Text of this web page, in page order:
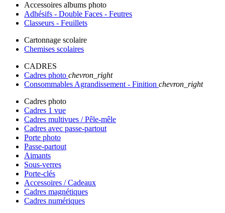
Accessoires albums photo
Adhésifs - Double Faces - Feutres
Classeurs - Feuillets
Cartonnage scolaire
Chemises scolaires
CADRES
Cadres photo chevron_right
Consommables Agrandissement - Finition chevron_right
Cadres photo
Cadres 1 vue
Cadres multivues / Pêle-mêle
Cadres avec passe-partout
Porte photo
Passe-partout
Aimants
Sous-verres
Porte-clés
Accessoires / Cadeaux
Cadres magnétiques
Cadres numériques